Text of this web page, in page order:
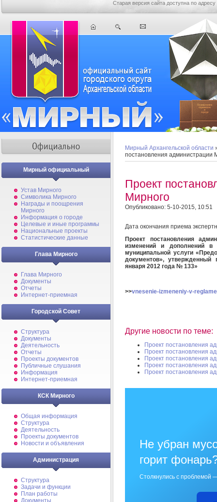
Старая версия сайта доступна по адресу
Мирный официальный
Устав Мирного
Символика Мирного
Награды и поощрения
Мирного
Информация о городе
Целевые и иные программы
Национальные проекты
Статистические данные
Глава Мирного
Глава Мирного
Документы
Отчеты
Интернет-приемная
Городской Совет
Структура
Документы
Деятельность
Отчеты
Проекты документов
Публичные слушания
Информация
Интернет-приемная
КСК Мирного
Общая информация
Структура
Деятельность
Проекты документов
Новости и объявления
Администрация
Структура
Задачи и функции
План работы
Документы
Мирный Архангельской области
постановления администрации
Проект
Мирного
Опубликовано: 5-10-2015, 10:51
Дата окончания приема
Проект постановления
изменений и дополнений в
муниципальной услуги
документов», утвержденный
января 2012 года № 133»
>>vnesenie-izmeneniy-v-
Другие новости по теме:
Проект постановления
Проект постановления
Проект постановления
Проект постановления
Проект постановления
Не убран
горит
Столкнулись с проблемой